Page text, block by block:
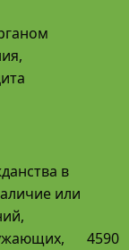
в
или
4590